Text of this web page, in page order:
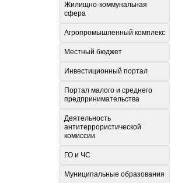
Жилищно-коммунальная
сфера
Агропромышленный комплекс
Местный бюджет
Инвестиционный портал
Портал малого и среднего
предпринимательства
Деятельность
антитеррористической
комиссии
ГО и ЧС
Муниципальные образования